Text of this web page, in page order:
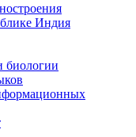
Индия
биологии